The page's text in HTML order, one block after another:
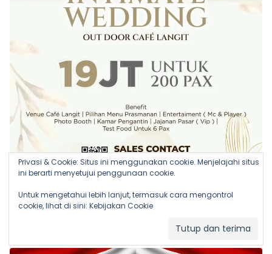
Privasi & Cookie: Situs ini menggunakan cookie. Menjelajahi situs
ini berarti menyetujui penggunaan cookie.
Untuk mengetahui lebih lanjut, termasuk cara mengontrol
cookie, lihat di sini: Kebijakan Cookie